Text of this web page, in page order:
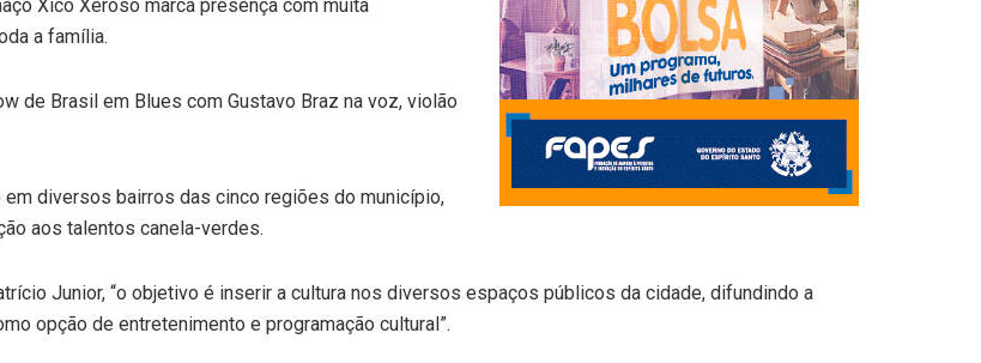
Xico Xeroso marca presença com muita
a família.
de Brasil em Blues com Gustavo Braz na voz, violão
diversos bairros das cinco regiões do município,
aos talentos canela-verdes.
Junior, “o objetivo é inserir a cultura nos diversos espaços públicos da cidade, difundindo a
opção de entretenimento e programação cultural”.